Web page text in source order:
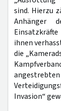
sind. Hierzu
Anhänger
ihnen
die
Invasion“